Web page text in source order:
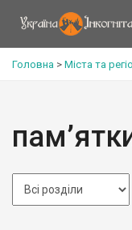
Головна > Міста та